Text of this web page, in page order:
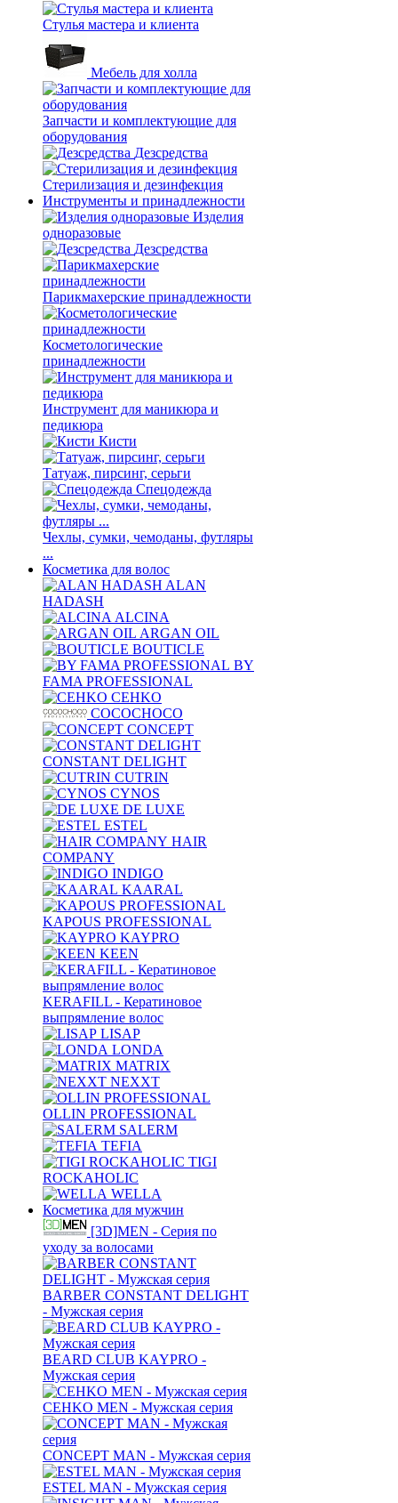
Стулья мастера и клиента
Мебель для холла
Запчасти и комплектующие для
оборудования
Дезсредства
Стерилизация и дезинфекция
Инструменты и принадлежности
Изделия
одноразовые
Дезсредства
Парикмахерские принадлежности
Косметологические
принадлежности
Инструмент для маникюра и
педикюра
Кисти
Татуаж, пирсинг, серьги
Спецодежда
Чехлы, сумки, чемоданы, футляры
...
Косметика для волос
ALAN
HADASH
ALCINA
ARGAN OIL
BOUTICLE
BY
FAMA PROFESSIONAL
CEHKO
COCOCHOCO
CONCEPT
CONSTANT DELIGHT
CUTRIN
CYNOS
DE LUXE
ESTEL
HAIR
COMPANY
INDIGO
KAARAL
KAPOUS PROFESSIONAL
KAYPRO
KEEN
KERAFILL - Кератиновое
выпрямление волос
LISAP
LONDA
MATRIX
NEXXT
OLLIN PROFESSIONAL
SALERM
TEFIA
TIGI
ROCKAHOLIC
WELLA
Косметика для мужчин
[3D]MEN - Серия по
уходу за волосами
BARBER CONSTANT DELIGHT
- Мужская серия
BEARD CLUB KAYPRO -
Мужская серия
CEHKO MEN - Мужская серия
CONCEPT MAN - Мужская серия
ESTEL MAN - Мужская серия